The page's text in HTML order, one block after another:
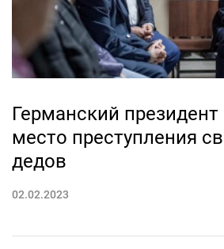
Германский президент
место преступления
дедов
02.02.2023